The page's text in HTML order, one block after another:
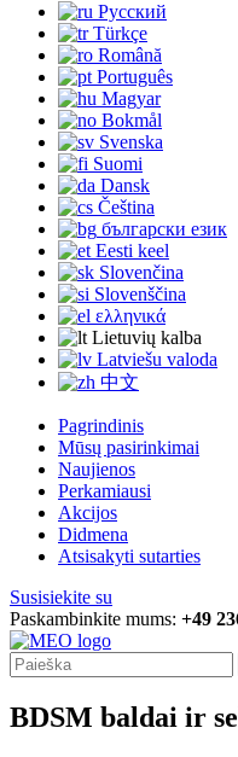
Русский
Türkçe
Română
Português
Magyar
Bokmål
Svenska
Suomi
Dansk
Čeština
български език
Eesti keel
Slovenčina
Slovenščina
ελληνικά
Lietuvių kalba
Latviešu valoda
中文
Pagrindinis
Mūsų pasirinkimai
Naujienos
Perkamiausi
Akcijos
Didmena
Atsisakyti sutarties
Susisiekite su
Paskambinkite mums: +49
BDSM baldai ir